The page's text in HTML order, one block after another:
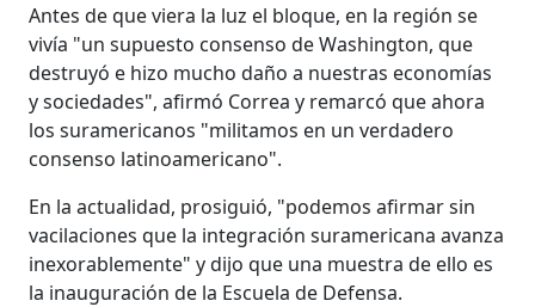
Antes de que viera la luz el bloque, en la región se
vivía "un supuesto consenso de Washington, que
destruyó e hizo mucho daño a nuestras economías
y sociedades", afirmó Correa y remarcó que ahora
los suramericanos "militamos en un verdadero
consenso latinoamericano".
En la actualidad, prosiguió, "podemos afirmar sin
vacilaciones que la integración suramericana avanza
inexorablemente" y dijo que una muestra de ello es
la inauguración de la Escuela de Defensa.